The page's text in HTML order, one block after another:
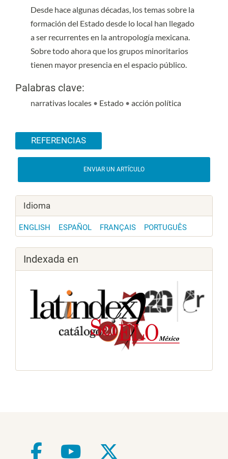
Desde hace algunas décadas, los temas sobre la
formación del Estado desde lo local han llegado
a ser recurrentes en la antropología mexicana.
Sobre todo ahora que los grupos minoritarios
tienen mayor presencia en el espacio público.
Palabras clave:
narrativas locales • Estado • acción política
REFERENCIAS
ENVIAR UN ARTÍCULO
Idioma
ENGLISH ESPAÑOL FRANÇAIS PORTUGUÊS
Indexada en